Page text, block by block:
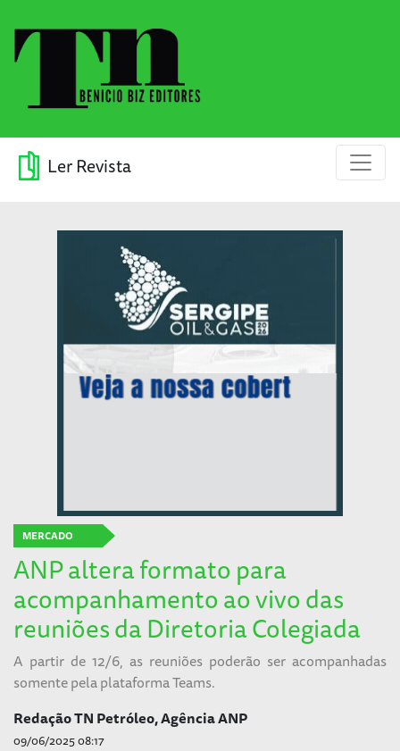
Ler Revista
MERCADO
ANP altera formato para
acompanhamento ao vivo das
reuniões da Diretoria Colegiada
A partir de 12/6, as reuniões poderão ser acompanhadas
somente pela plataforma Teams.
Redação TN Petróleo, Agência ANP
09/06/2025 08:17